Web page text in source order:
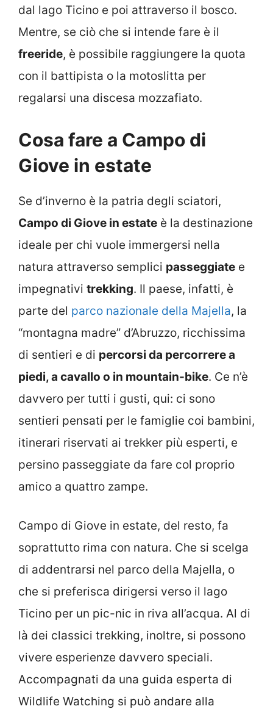
dal lago Ticino e poi attraverso il bosco.
Mentre, se ciò che si intende fare è il
freeride, è possibile raggiungere la quota
con il battipista o la motoslitta per
regalarsi una discesa mozzafiato.
Cosa fare a Campo di
Giove in estate
Se d’inverno è la patria degli sciatori,
Campo di Giove in estate è la destinazione
ideale per chi vuole immergersi nella
natura attraverso semplici passeggiate e
impegnativi trekking. Il paese, infatti, è
parte del parco nazionale della Majella, la
“montagna madre” d’Abruzzo, ricchissima
di sentieri e di percorsi da percorrere a
piedi, a cavallo o in mountain-bike. Ce n’è
davvero per tutti i gusti, qui: ci sono
sentieri pensati per le famiglie coi bambini,
itinerari riservati ai trekker più esperti, e
persino passeggiate da fare col proprio
amico a quattro zampe.
Campo di Giove in estate, del resto, fa
soprattutto rima con natura. Che si scelga
di addentrarsi nel parco della Majella, o
che si preferisca dirigersi verso il lago
Ticino per un pic-nic in riva all’acqua. Al di
là dei classici trekking, inoltre, si possono
vivere esperienze davvero speciali.
Accompagnati da una guida esperta di
Wildlife Watching si può andare alla